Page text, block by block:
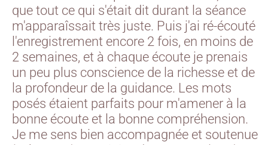
que tout ce qui s'était dit durant la séance
m'apparaîssait très juste. Puis j'ai ré-écouté
l'enregistrement encore 2 fois, en moins de
2 semaines, et à chaque écoute je prenais
un peu plus conscience de la richesse et de
la profondeur de la guidance. Les mots
posés étaient parfaits pour m'amener à la
bonne écoute et la bonne compréhension.
Je me sens bien accompagnée et soutenue